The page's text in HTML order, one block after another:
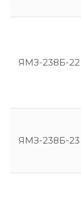
ЯМЗ-238Б-22
ЯМЗ-238Б-23